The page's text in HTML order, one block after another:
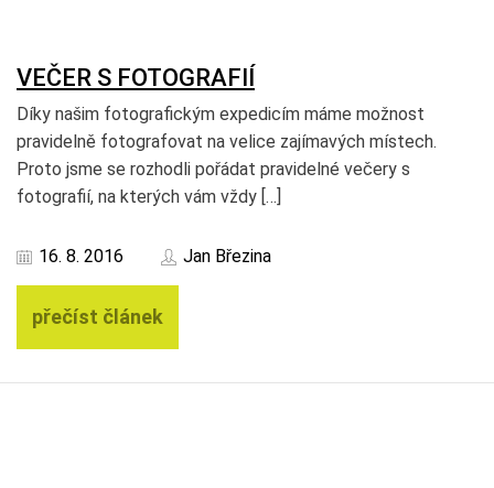
VEČER S FOTOGRAFIÍ
Díky našim fotografickým expedicím máme možnost
pravidelně fotografovat na velice zajímavých místech.
Proto jsme se rozhodli pořádat pravidelné večery s
fotografií, na kterých vám vždy […]
16. 8. 2016 Jan Březina
přečíst článek